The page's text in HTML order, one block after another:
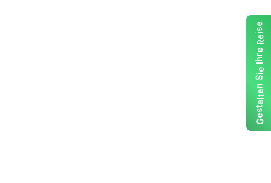
G
e
s
t
a
l
t
e
n
S
i
e
I
h
r
e
R
e
i
s
e